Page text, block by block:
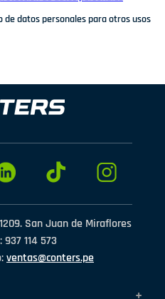
datos personales para otros usos
San Juan de Miraflores
114 573
ventas@conters.pe
+